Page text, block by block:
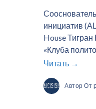
инициатив
House Тигран
«Клуба
Читать →
Автор От